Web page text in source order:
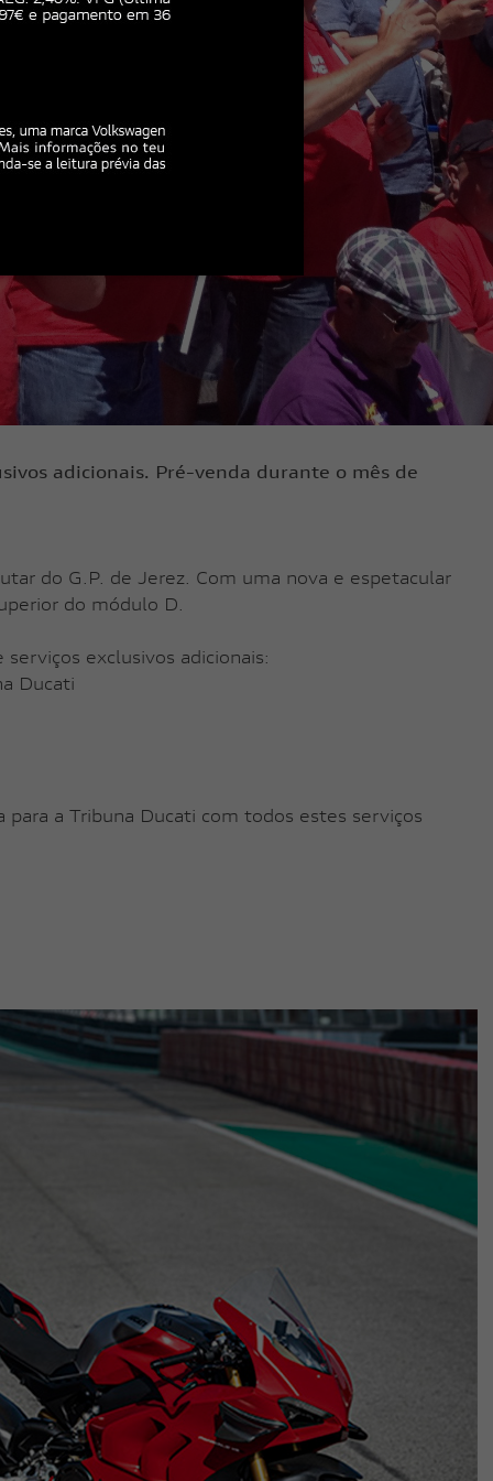
adicionais. Pré-venda durante o mês de
do G.P. de Jerez. Com uma nova e espetacular
do módulo D.
exclusivos adicionais:
Ducati
a Tribuna Ducati com todos estes serviços